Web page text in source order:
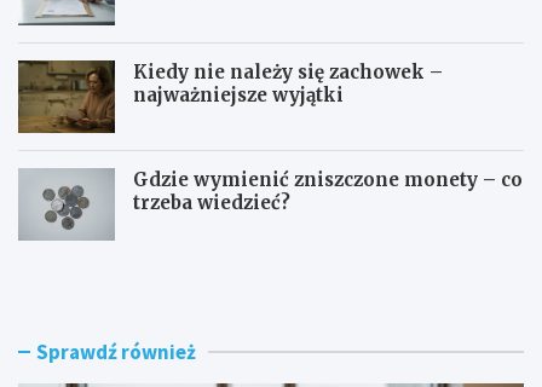
Kiedy nie należy się zachowek –
najważniejsze wyjątki
Gdzie wymienić zniszczone monety – co
trzeba wiedzieć?
S
a
O
a Sprawdź również